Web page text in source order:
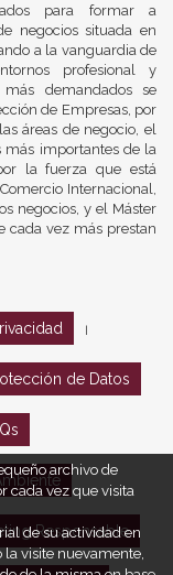
para formar a
negocios situada en
a la vanguardia de
profesional y
demandados se
de Empresas, por
áreas de negocio, el
más importantes de la
la fuerza que está
Internacional,
negocios, y el Máster
cada vez más prestan
de Datos
Responsable
archivo de
cada vez que visita
de su actividad en
visite nuevamente,